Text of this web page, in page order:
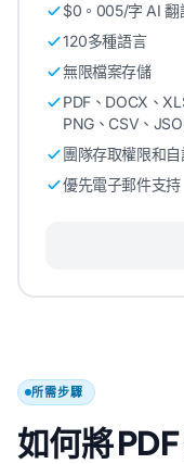
$0。005/字 AI 翻
120多種語言
無限檔案存儲
PDF、DOCX、
PNG、CSV、
團隊存取權限和
優先電子郵件支持
所需步驟
如何將